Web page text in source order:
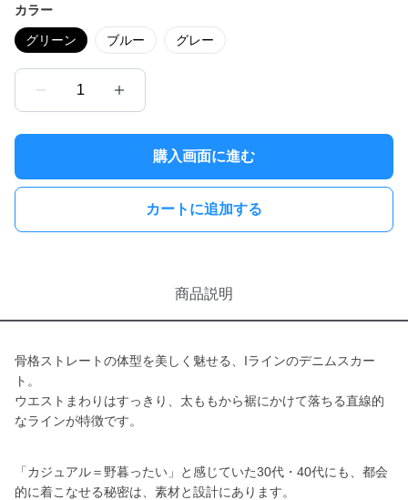
カラー
グリーン ブルー グレー
1
購入画面に進む
カートに追加する
商品説明
骨格ストレートの体型を美しく魅せる、Iラインのデニムスカー
ト。
ウエストまわりはすっきり、太ももから裾にかけて落ちる直線的
なラインが特徴です。
「カジュアル＝野暮ったい」と感じていた30代・40代にも、都会
的に着こなせる秘密は、素材と設計にあります。